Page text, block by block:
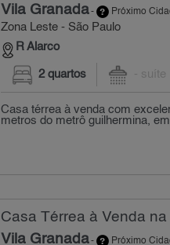
Vila Granada- Próximo
Zona Leste - São Paulo
R Alarco
2 quartos - suíte
Casa térrea à venda com
metros do metrô guilhermina,
Casa Térrea à Venda
Vila Granada- Próximo